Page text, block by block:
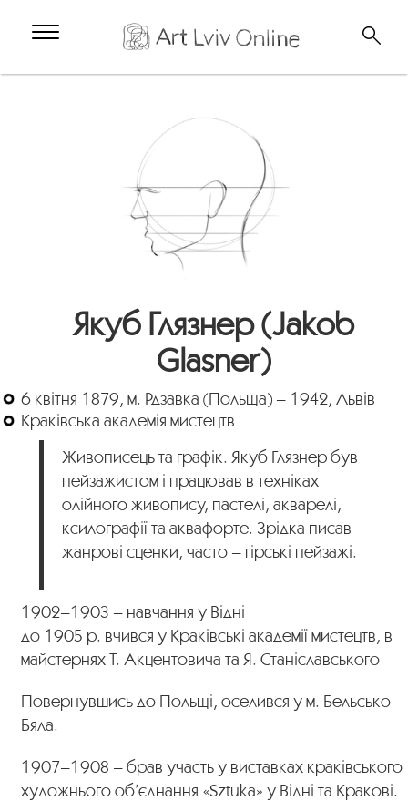
Якуб Глязнер (Jakob
Glasner)
6 квітня 1879, м. Рдзавка (Польща) – 1942, Львів
Краківська академія мистецтв
Живописець та графік. Якуб Глязнер був
пейзажистом і працював в техніках
олійного живопису, пастелі, акварелі,
ксилографії та аквафорте. Зрідка писав
жанрові сценки, часто – гірські пейзажі.
1902–1903 – навчання у Відні
до 1905 р. вчився у Краківські академії мистецтв, в
майстернях Т. Акцентовича та Я. Станіславського
Повернувшись до Польщі, оселився у м. Бельсько-
Бяла.
1907–1908 – брав участь у виставках краківського
художнього об’єднання «Sztuka» у Відні та Кракові.